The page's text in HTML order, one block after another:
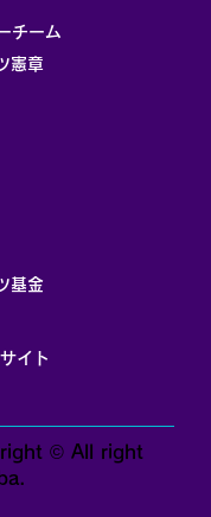
チーム
憲章
基金
イト
© All right